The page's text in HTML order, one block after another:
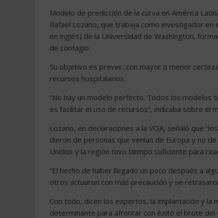
Modelo de predicción de la curva en América
Rafael Lozano, que trabaja como investigador
en inglés) de la Universidad de Washington,
de contagio.
Su objetivo es prever, con mayor o menor
recursos hospitalarios.
“No hay un modelo perfecto. Todos los
es facilitar el uso de recursos”, indicaba sobre el
Lozano, en declaraciones a la VOA, señaló que
dieron de personas que venían de Europa y no
Unidos y la región tuvo tiempo suficiente para
“El hecho de haber llegado un poco después a
otros actuaron con más precaución y se
Con todo, dicen los expertos, la implantación y
determinante para afrontar con éxito el brote del